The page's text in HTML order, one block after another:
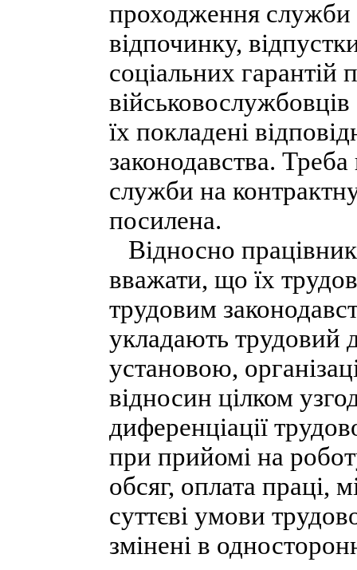
проходження служби
відпочинку,
соціальних гарантій
їх покладені
законодавства.
служби на
посилена.
Відносно
вважати, що їх
трудовим
укладають трудовий
установою,
відносин цілком
диференціації
при прийомі на
обсяг, оплата праці,
суттєві умови
змінені в